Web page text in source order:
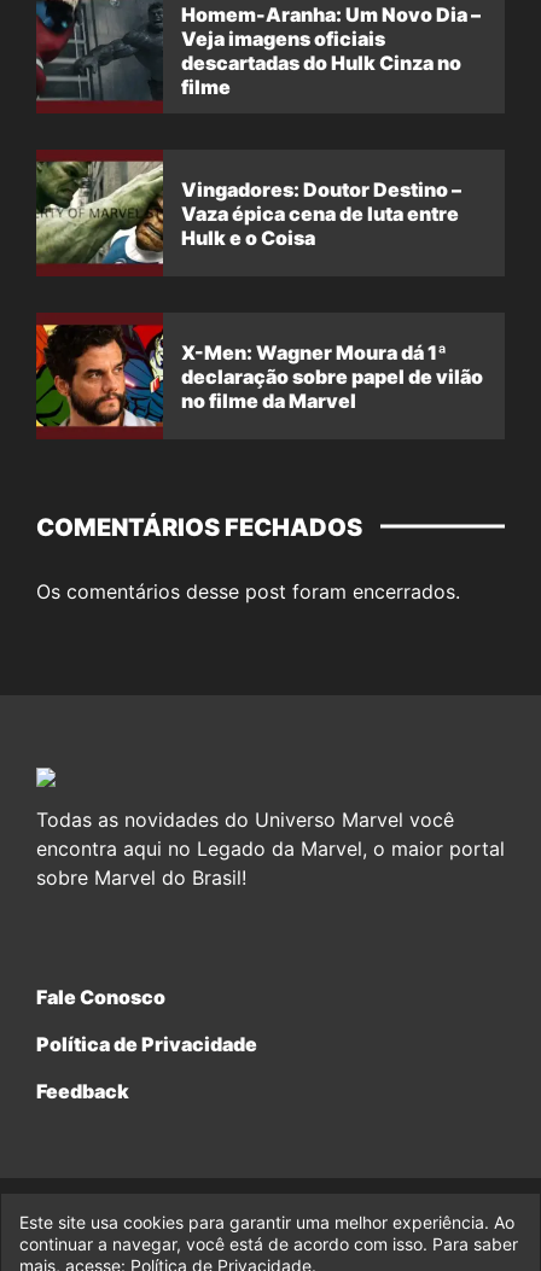
Homem-Aranha: Um Novo Dia –
Veja imagens oficiais
descartadas do Hulk Cinza no
filme
Vingadores: Doutor Destino –
Vaza épica cena de luta entre
Hulk e o Coisa
X-Men: Wagner Moura dá 1ª
declaração sobre papel de vilão
no filme da Marvel
COMENTÁRIOS FECHADOS
Os comentários desse post foram encerrados.
Todas as novidades do Universo Marvel você
encontra aqui no Legado da Marvel, o maior portal
sobre Marvel do Brasil!
Fale Conosco
Política de Privacidade
Feedback
© 2017-2026 Legado da Marvel, uma empresa da Legado
Enterprises.
Este site usa cookies para garantir uma melhor experiência. Ao
continuar a navegar, você está de acordo com isso. Para saber
mais, acesse: Política de Privacidade.